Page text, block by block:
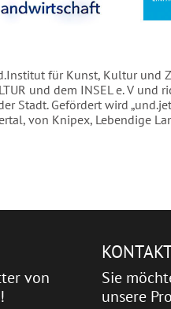
für Kunst, Kultur und
und dem INSEL e. V und
Stadt. Gefördert wird
von Knipex, Lebendige
von
Sie
unsere